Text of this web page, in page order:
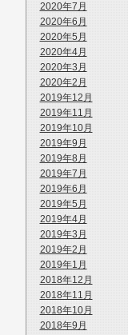
2020年7月
2020年6月
2020年5月
2020年4月
2020年3月
2020年2月
2019年12月
2019年11月
2019年10月
2019年9月
2019年8月
2019年7月
2019年6月
2019年5月
2019年4月
2019年3月
2019年2月
2019年1月
2018年12月
2018年11月
2018年10月
2018年9月